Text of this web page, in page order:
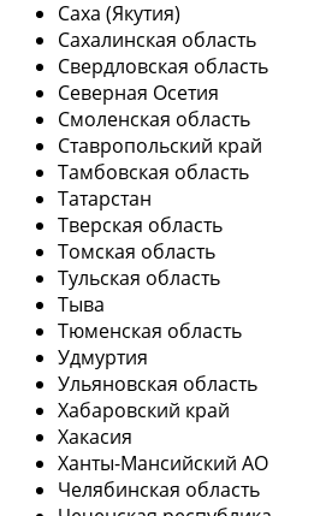
Саха (Якутия)
Сахалинская область
Свердловская область
Северная Осетия
Смоленская область
Ставропольский край
Тамбовская область
Татарстан
Тверская область
Томская область
Тульская область
Тыва
Тюменская область
Удмуртия
Ульяновская область
Хабаровский край
Хакасия
Ханты-Мансийский АО
Челябинская область